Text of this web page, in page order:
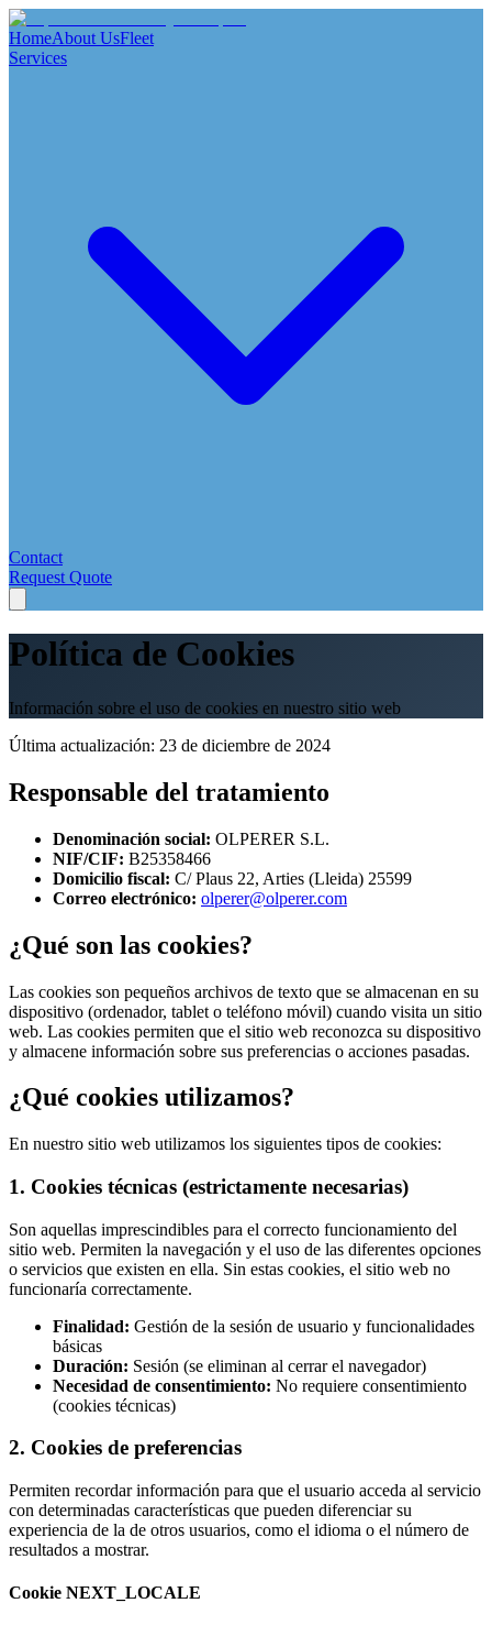
HomeAbout UsFleet
Services
Contact
Request Quote
Política de Cookies
Información sobre el uso de cookies en nuestro sitio web
Última actualización: 23 de diciembre de 2024
Responsable del tratamiento
Denominación social: OLPERER S.L.
NIF/CIF: B25358466
Domicilio fiscal: C/ Plaus 22, Arties (Lleida) 25599
Correo electrónico: olperer@olperer.com
¿Qué son las cookies?
Las cookies son pequeños archivos de texto que se almacenan en su
dispositivo (ordenador, tablet o teléfono móvil) cuando visita un sitio
web. Las cookies permiten que el sitio web reconozca su dispositivo
y almacene información sobre sus preferencias o acciones pasadas.
¿Qué cookies utilizamos?
En nuestro sitio web utilizamos los siguientes tipos de cookies:
1. Cookies técnicas (estrictamente necesarias)
Son aquellas imprescindibles para el correcto funcionamiento del
sitio web. Permiten la navegación y el uso de las diferentes opciones
o servicios que existen en ella. Sin estas cookies, el sitio web no
funcionaría correctamente.
Finalidad: Gestión de la sesión de usuario y funcionalidades
básicas
Duración: Sesión (se eliminan al cerrar el navegador)
Necesidad de consentimiento: No requiere consentimiento
(cookies técnicas)
2. Cookies de preferencias
Permiten recordar información para que el usuario acceda al servicio
con determinadas características que pueden diferenciar su
experiencia de la de otros usuarios, como el idioma o el número de
resultados a mostrar.
Cookie NEXT_LOCALE